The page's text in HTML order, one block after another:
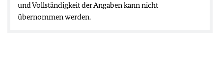
und Vollständigkeit der Angaben kann nicht
übernommen werden.